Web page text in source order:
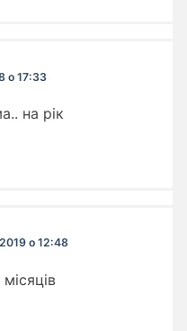
о 17:33
на рік
о 12:48